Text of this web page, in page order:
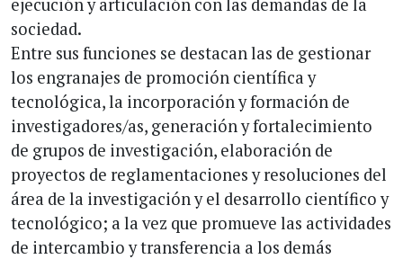
ejecución y articulación con las demandas de la
sociedad.
Entre sus funciones se destacan las de gestionar
los engranajes de promoción científica y
tecnológica, la incorporación y formación de
investigadores/as, generación y fortalecimiento
de grupos de investigación, elaboración de
proyectos de reglamentaciones y resoluciones del
área de la investigación y el desarrollo científico y
tecnológico; a la vez que promueve las actividades
de intercambio y transferencia a los demás